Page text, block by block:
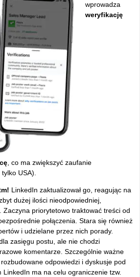
wprowadza
weryfikację
, co ma zwiększyć zaufanie
USA).
LinkedIn zaktualizował go, reagując na
dużej ilości nieodpowiedniej,
Zaczyna priorytetowo traktować treści od
połączenia. Stara się również
i udzielane przez nich porady.
zasięgu postu, ale nie chodzi
komentarze. Szczególnie ważne
odpowiedzi i dyskusje pod
ma na celu ograniczenie tzw.